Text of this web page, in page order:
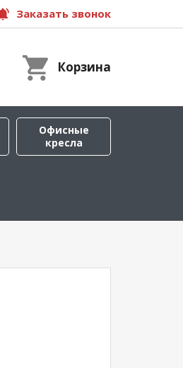
Заказать звонок
Корзина
Офисные
кресла